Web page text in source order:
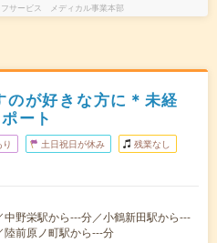
サービス メディカル事業本部
のが好きな方に＊未経
ート
土日祝日が休み 残業なし
野栄駅から---分／小鶴新田駅から---
前原ノ町駅から---分